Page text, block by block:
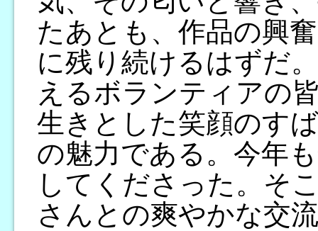
たあとも、作品の興
に残り続けるはずだ
えるボランティアの
生きとした笑顔のす
の魅力である。今年
してくださった。そ
さんとの爽やかな交